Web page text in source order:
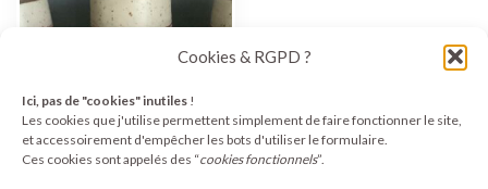
Cookies & RGPD ?
Ici, pas de "cookies" inutiles !
Les cookies que j'utilise permettent simplement de faire fonctionner le site,
et accessoirement d'empêcher les bots d'utiliser le formulaire.
Ces cookies sont appelés des “cookies fonctionnels”.